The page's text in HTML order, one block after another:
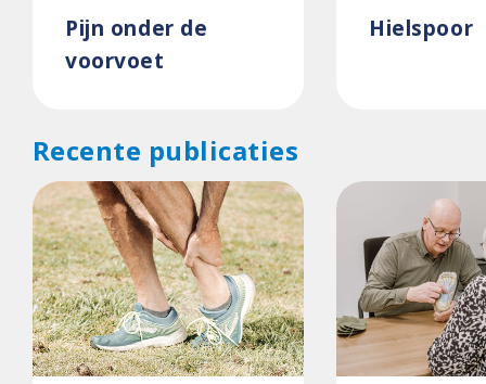
Pijn onder de
voorvoet
Hielspoor
Recente publicaties